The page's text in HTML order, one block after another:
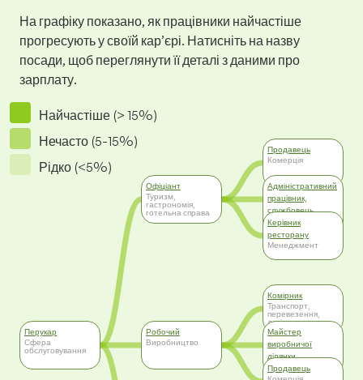
На графіку показано, як працівники найчастіше
прогресують у своїй кар’єрі. Натисніть на назву
посади, щоб переглянути її деталі з даними про
зарплату.
Найчастіше (> 15%)
Нечасто (5-15%)
Рідко (<5%)
Перукар
Сфера
обслуговування
Офіціант
Туризм,
гастрономія,
готельна справа
Робочий
Виробництво
Продавець
Комерція
Адміністративний
працівник,
службовець
Адміністративна
робота
Керівник
ресторану
Менеджмент
Комірник
Транспорт,
перевезення,
логістика
Майстер
виробничої
ділянки
Менеджмент
Продавець